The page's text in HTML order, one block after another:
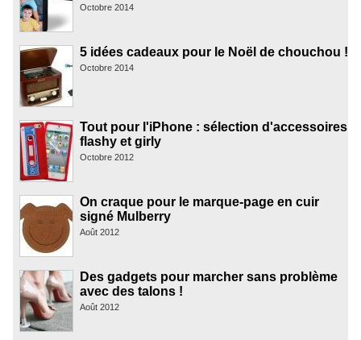
Octobre 2014
5 idées cadeaux pour le Noël de chouchou !
Octobre 2014
Tout pour l'iPhone : sélection d'accessoires
flashy et girly
Octobre 2012
On craque pour le marque-page en cuir
signé Mulberry
Août 2012
Des gadgets pour marcher sans problème
avec des talons !
Août 2012